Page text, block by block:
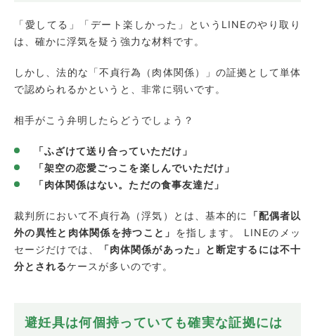
「愛してる」「デート楽しかった」というLINEのやり取り
は、確かに浮気を疑う強力な材料です。
しかし、法的な「不貞行為（肉体関係）」の証拠として単体
で認められるかというと、非常に弱いです。
相手がこう弁明したらどうでしょう？
「ふざけて送り合っていただけ」
「架空の恋愛ごっこを楽しんでいただけ」
「肉体関係はない。ただの食事友達だ」
裁判所において不貞行為（浮気）とは、基本的に
「配偶者以
外の異性と肉体関係を持つこと」 を指します。 LINEのメッ
セージだけでは、
「肉体関係があった」と断定するには不十
分とされるケースが多いのです。
避妊具は何個持っていても確実な証拠には